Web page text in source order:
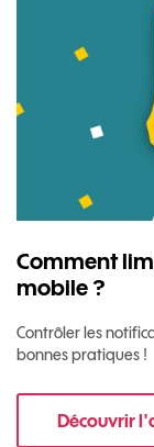
Comment
mobile ?
Contrôler les
bonnes pratiques !
Découvrir